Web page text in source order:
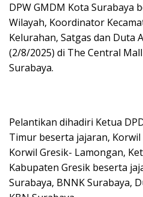
DPW GMDM Kota Surabaya
Wilayah, Koordinator
Kelurahan, Satgas dan Duta
(2/8/2025) di The Central
Surabaya.
Pelantikan dihadiri Ketua
Timur beserta jajaran, Korwil
Korwil Gresik- Lamongan,
Kabupaten Gresik beserta
Surabaya, BNNK Surabaya,